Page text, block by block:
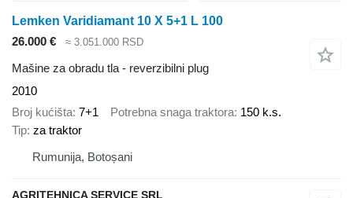
Lemken Varidiamant 10 X 5+1 L 100
26.000 €
≈ 3.051.000 RSD
Mašine za obradu tla - reverzibilni plug
2010
Broj kućišta 7+1 Potrebna snaga traktora 150 k.s.
Tip za traktor
Rumunija, Botoșani
AGRITEHNICA SERVICE SRL